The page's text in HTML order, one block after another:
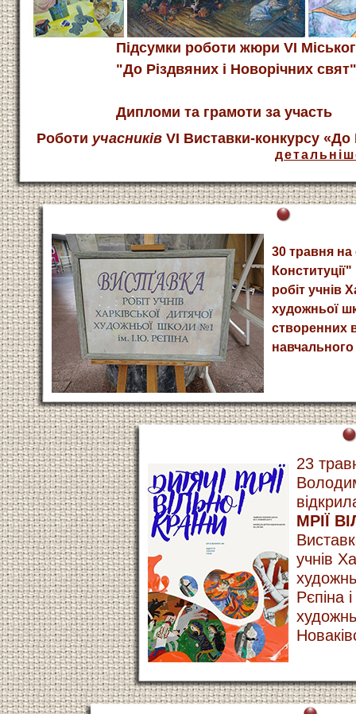
Підсумки роботи жюри VI
"До Різдвяних і Новорічних свят"
Дипломи та грамоти за участь
Роботи учасників VI Виставки-конкурсу «До
30 травня на
робіт учнів
художньої
створенних
навчального
23
МРІЇ
учнів
Рєпіна